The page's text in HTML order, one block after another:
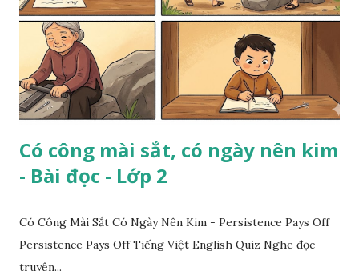
Có công mài sắt, có ngày nên kim
- Bài đọc - Lớp 2
Có Công Mài Sắt Có Ngày Nên Kim - Persistence Pays Off
Persistence Pays Off Tiếng Việt English Quiz Nghe đọc
truyện...